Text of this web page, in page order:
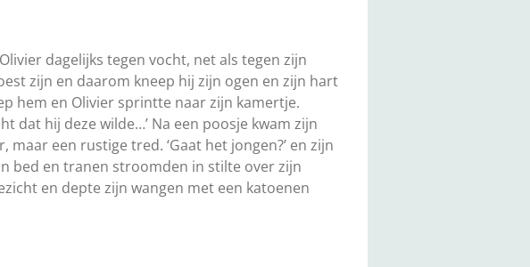
dagelijks tegen vocht, net als tegen zijn
zijn en daarom kneep hij zijn ogen en zijn hart
hem en Olivier sprintte naar zijn kamertje.
dat hij deze wilde…’ Na een poosje kwam zijn
een rustige tred. ‘Gaat het jongen?’ en zijn
bed en tranen stroomden in stilte over zijn
en depte zijn wangen met een katoenen